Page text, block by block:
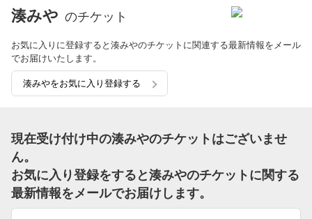
湊みや のチケット
お気に入りに登録すると湊みやのチケットに関連する最新情報をメール
でお届けいたします。
湊みやをお気に入り登録する
現在受け付け中の湊みやのチケットはございませ
ん。
お気に入り登録をすると湊みやのチケットに関する
最新情報をメールでお届けします。